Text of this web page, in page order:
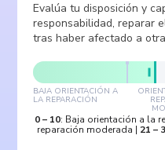
Evalúa tu disposición y
responsabilidad, reparar
tras haber afectado a
BAJA ORIENTACIÓN A
LA REPARACIÓN
0– 10: Baja orientación a la
reparación moderada | 21 –